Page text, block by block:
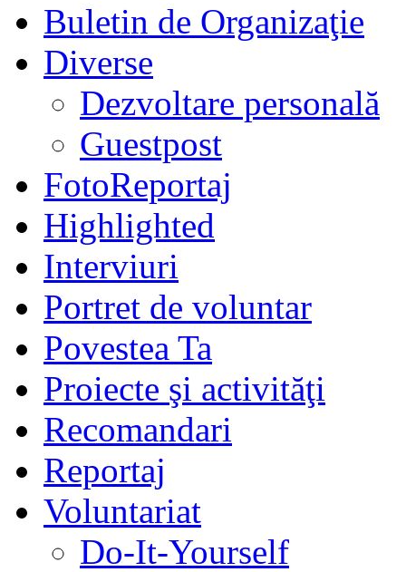
Buletin de Organizaţie
Diverse
Dezvoltare personală
Guestpost
FotoReportaj
Highlighted
Interviuri
Portret de voluntar
Povestea Ta
Proiecte şi activităţi
Recomandari
Reportaj
Voluntariat
Do-It-Yourself